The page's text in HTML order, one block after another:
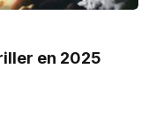
en 2025